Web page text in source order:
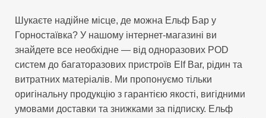
Шукаєте надійне місце, де можна Ельф Бар у
Горностаївка? У нашому інтернет-магазині ви
знайдете все необхідне — від одноразових POD
систем до багаторазових пристроїв Elf Bar, рідин та
витратних матеріалів. Ми пропонуємо тільки
оригінальну продукцію з гарантією якості, вигідними
умовами доставки та знижками за підписку. Ельф